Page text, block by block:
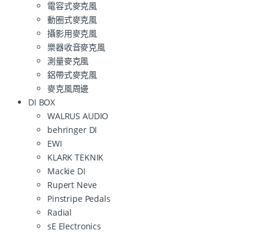
電容式麥克風
動圈式麥克風
攝影用麥克風
樂器收音麥克風
測量麥克風
鋁帶式麥克風
麥克風周邊
DI BOX
WALRUS AUDIO
behringer DI
EWI
KLARK TEKNIK
Mackie DI
Rupert Neve
Pinstripe Pedals
Radial
sE Electronics